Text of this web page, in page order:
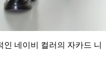
네이비 컬러의 자카드 니